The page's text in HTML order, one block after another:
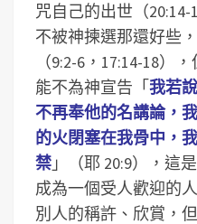
咒自己的出世（
不被神揀選那還好些
（9:2-6，17:14-18）
能不為神宣告「我若
不再奉他的名講論，
的火閉塞在我骨中，
禁 」（耶 20:9），這
成為一個受人歡迎的
別人的稱許、欣賞，